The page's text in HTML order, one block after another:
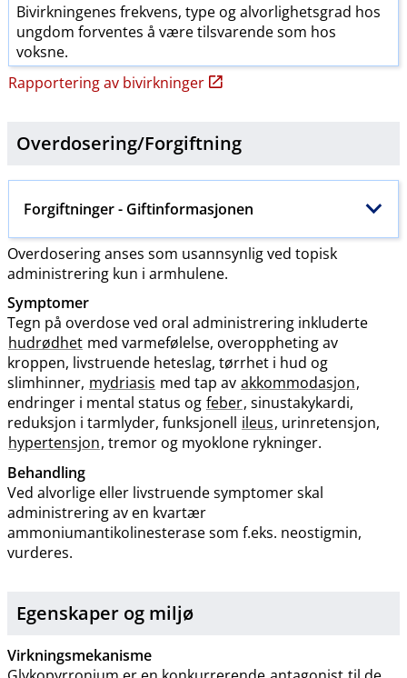
Bivirkningenes frekvens, type og alvorlighetsgrad hos
ungdom forventes å være tilsvarende som hos
voksne.
Rapportering av bivirkninger
Overdosering​/​Forgiftning
Forgiftninger- Giftinformasjonen
Overdosering anses som usannsynlig ved topisk
administrering kun i armhulene.
Symptomer
Tegn på overdose ved oral administrering inkluderte
hudrødhet med varmefølelse, overoppheting av
kroppen, livstruende heteslag, tørrhet i hud og
slimhinner, mydriasis med tap av akkommodasjon,
endringer i mental status og feber, sinustakykardi,
reduksjon i tarmlyder, funksjonell ileus, urinretensjon,
hypertensjon, tremor og myoklone rykninger.
Behandling
Ved alvorlige eller livstruende symptomer skal
administrering av en kvartær
ammoniumantikolinesterase som f.eks. neostigmin,
vurderes.
Egenskaper og miljø
Virkningsmekanisme